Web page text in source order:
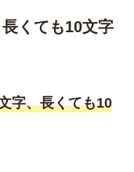
くても10文字
字、長くても10